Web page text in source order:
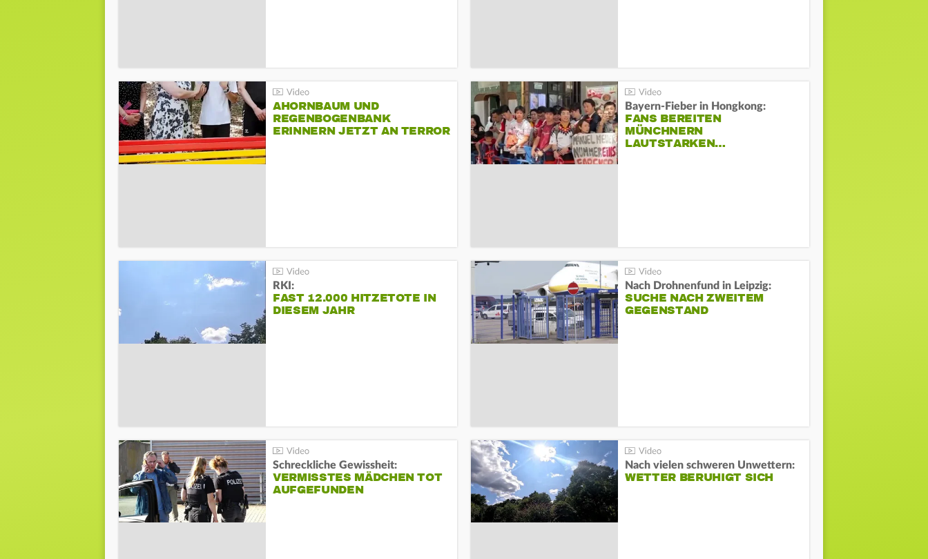
AHORNBAUM UND
REGENBOGENBANK
ERINNERN JETZT AN TERROR
Bayern-Fieber in Hongkong:
FANS BEREITEN
MÜNCHNERN
LAUTSTARKEN…
RKI:
FAST 12.000 HITZETOTE IN
DIESEM JAHR
Nach Drohnenfund in Leipzig:
SUCHE NACH ZWEITEM
GEGENSTAND
Schreckliche Gewissheit:
VERMISSTES MÄDCHEN TOT
AUFGEFUNDEN
Nach vielen schweren Unwettern:
WETTER BERUHIGT SICH